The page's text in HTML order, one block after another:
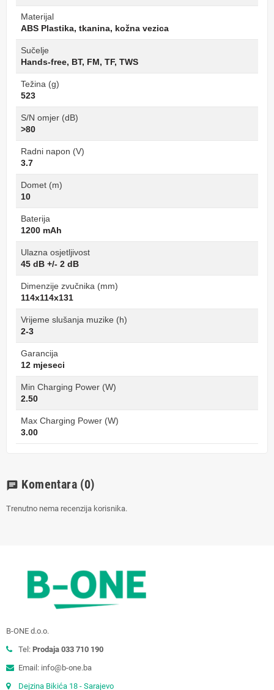
Materijal
ABS Plastika, tkanina, kožna vezica
Sučelje
Hands-free, BT, FM, TF, TWS
Težina (g)
523
S/N omjer (dB)
>80
Radni napon (V)
3.7
Domet (m)
10
Baterija
1200 mAh
Ulazna osjetljivost
45 dB +/- 2 dB
Dimenzije zvučnika (mm)
114x114x131
Vrijeme slušanja muzike (h)
2-3
Garancija
12 mjeseci
Min Charging Power (W)
2.50
Max Charging Power (W)
3.00
chat Komentara (0)
Trenutno nema recenzija korisnika.
B-ONE d.o.o.
Tel: Prodaja 033 710 190
Email: info@b-one.ba
Dejzina Bikića 18 - Sarajevo